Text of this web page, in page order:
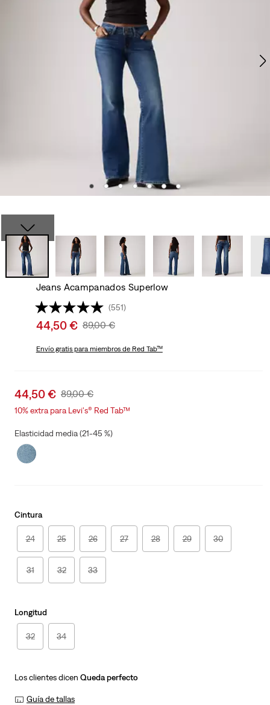
Jeans Acampanados Superlow
(551)
Sale
is
44,50 € Original
Was
89,00 €
Envío gratispara miembros de Red Tab™
Sale
price
44,50 € Original
Price
89,00 €
10% extra para Levi's® Red Tab™
Elasticidad media (21-45 %)
Cintura
24 25 26 27 28 29 30
31 32 33
Longitud
32 34
Los clientes dicen Queda perfecto
Guía de tallas